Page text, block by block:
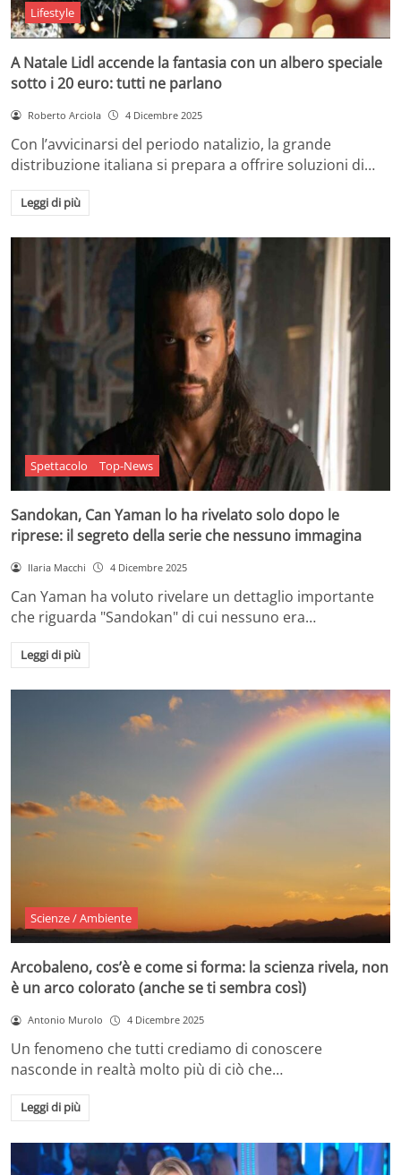
Lifestyle
A Natale Lidl accende la fantasia con un albero speciale
sotto i 20 euro: tutti ne parlano
Roberto Arciola 4 Dicembre 2025
Con l’avvicinarsi del periodo natalizio, la grande
distribuzione italiana si prepara a offrire soluzioni di…
Leggi di più
Spettacolo Top-News
Sandokan, Can Yaman lo ha rivelato solo dopo le
riprese: il segreto della serie che nessuno immagina
Ilaria Macchi 4 Dicembre 2025
Can Yaman ha voluto rivelare un dettaglio importante
che riguarda "Sandokan" di cui nessuno era…
Leggi di più
Scienze / Ambiente
Arcobaleno, cos’è e come si forma: la scienza rivela, non
è un arco colorato (anche se ti sembra così)
Antonio Murolo 4 Dicembre 2025
Un fenomeno che tutti crediamo di conoscere
nasconde in realtà molto più di ciò che…
Leggi di più